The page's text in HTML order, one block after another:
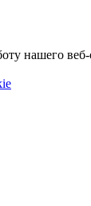
нашего веб-